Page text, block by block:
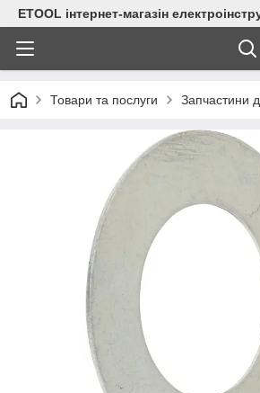
ETOOL інтернет-магазін
Товари та послуги Запчастини